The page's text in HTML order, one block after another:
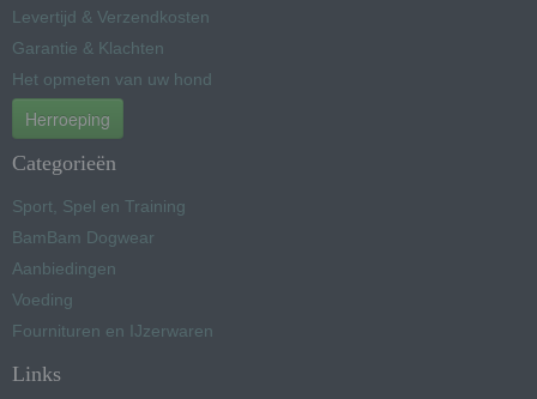
Levertijd & Verzendkosten
Garantie & Klachten
Het opmeten van uw hond
Herroeping
Categorieën
Sport, Spel en Training
BamBam Dogwear
Aanbiedingen
Voeding
Fournituren en IJzerwaren
Links